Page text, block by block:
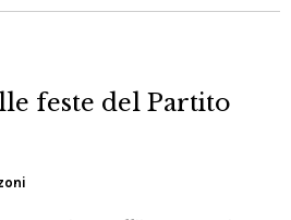
feste del Partito